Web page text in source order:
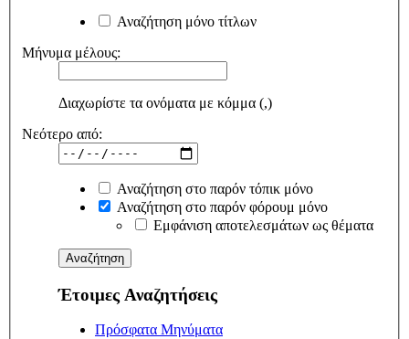
Αναζήτηση μόνο τίτλων
Μήνυμα μέλους:
Διαχωρίστε τα ονόματα με κόμμα (,)
Νεότερο από:
Αναζήτηση στο παρόν τόπικ μόνο
Αναζήτηση στο παρόν φόρουμ μόνο
Εμφάνιση αποτελεσμάτων ως θέματα
Έτοιμες Αναζητήσεις
Πρόσφατα Μηνύματα